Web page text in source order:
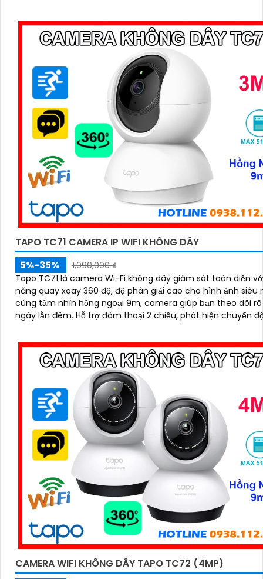
TAPO TC71 CAMERA IP WIFI KHÔNG DÂY
5%-35%
1,090,000 ₫
Tapo TC71 là camera Wi-Fi không dây giám sát toàn diện
năng quay xoay 360 độ, độ phân giải cao cho hình ảnh siêu
cùng tầm nhìn hồng ngoại 9m, camera giúp bạn theo dõi
ngày lẫn đêm. Hỗ trợ đàm thoại 2 chiều, phát hiện chuyển động và
khắc quan trọng mà còn chủ động bảo vệ an toàn cho ngôi
CAMERA WIFI KHÔNG DÂY TAPO TC72 (4MP)